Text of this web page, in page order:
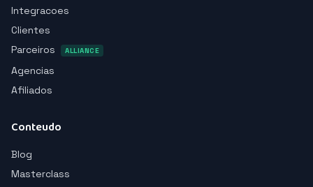
Integracoes
Clientes
Parceiros
ALLIANCE
Agencias
Afiliados
Conteudo
Blog
Masterclass